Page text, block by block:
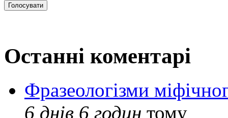
Останні коментарі
Фразеологізми
6 днів 6 годин тому